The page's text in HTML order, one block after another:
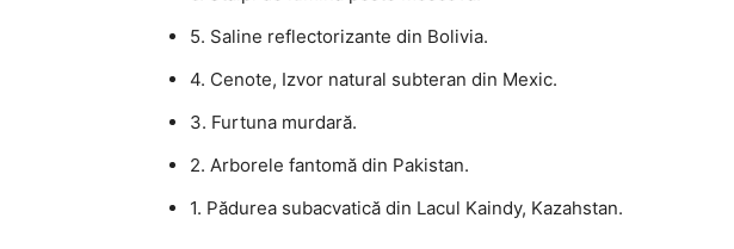
5. Saline reflectorizante din Bolivia.
4. Cenote, Izvor natural subteran din Mexic.
3. Furtuna murdară.
2. Arborele fantomă din Pakistan.
1. Pădurea subacvatică din Lacul Kaindy, Kazahstan.